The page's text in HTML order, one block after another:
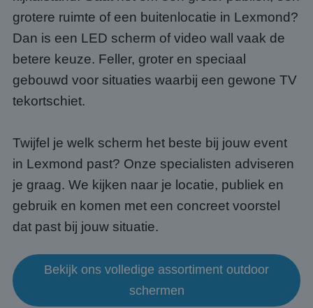
grotere ruimte of een buitenlocatie in Lexmond?
Dan is een LED scherm of video wall vaak de
betere keuze. Feller, groter en speciaal
gebouwd voor situaties waarbij een gewone TV
tekortschiet.
Twijfel je welk scherm het beste bij jouw event
in Lexmond past? Onze specialisten adviseren
je graag. We kijken naar je locatie, publiek en
gebruik en komen met een concreet voorstel
dat past bij jouw situatie.
Bekijk ons volledige assortiment outdoor
schermen